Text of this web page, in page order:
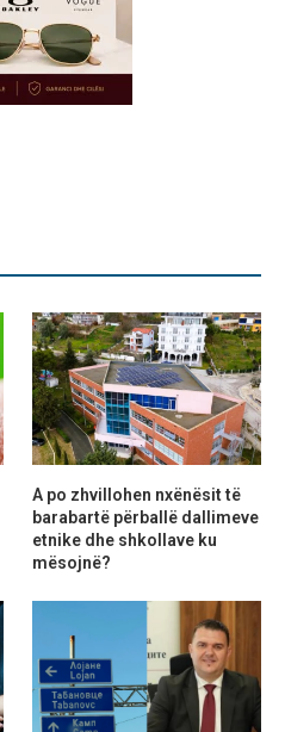
A po zhvillohen nxënësit të
barabartë përballë dallimeve
etnike dhe shkollave ku
mësojnë?